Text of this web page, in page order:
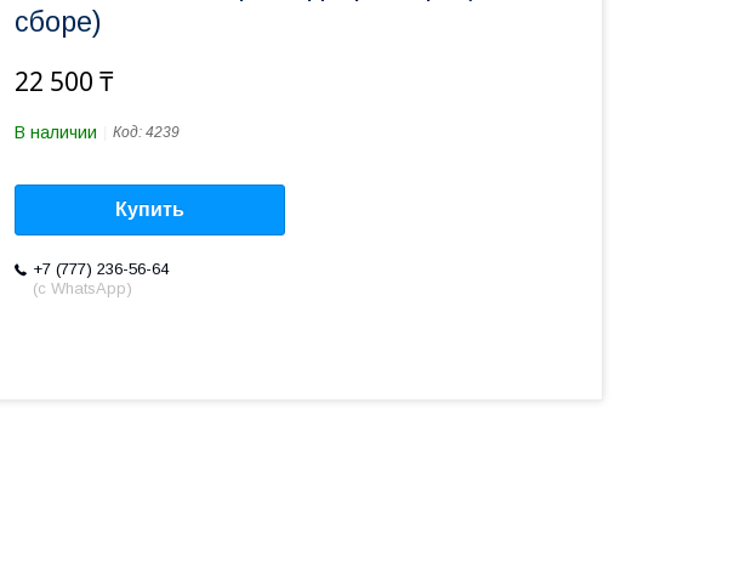
сборе)
22 500 ₸
В наличии Код: 4239
Купить
+7 (777) 236-56-64
(с WhatsApp)